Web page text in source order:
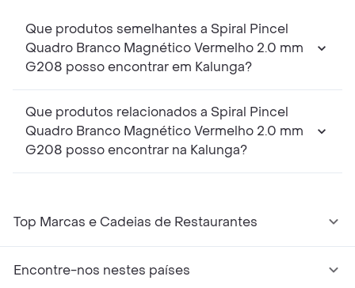
Que produtos semelhantes a Spiral Pincel
Quadro Branco Magnético Vermelho 2.0 mm
G208 posso encontrar em Kalunga?
Que produtos relacionados a Spiral Pincel
Quadro Branco Magnético Vermelho 2.0 mm
G208 posso encontrar na Kalunga?
Top Marcas e Cadeias de Restaurantes
Encontre-nos nestes países